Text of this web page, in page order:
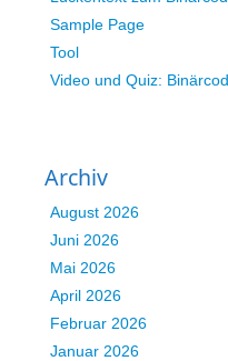
Sample Page
Tool
Video und Quiz:
Archiv
August 2026
Juni 2026
Mai 2026
April 2026
Februar 2026
Januar 2026